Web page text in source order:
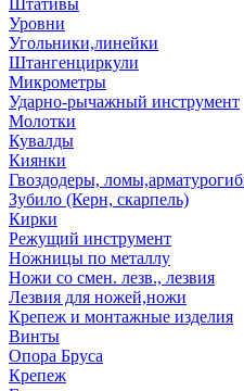
Штативы
Уровни
Угольники,линейки
Штангенциркули
Микрометры
Ударно-рычажный инструмент
Молотки
Кувалды
Киянки
Гвоздодеры,
Зубило (Керн, скарпель)
Кирки
Режущий инструмент
Ножницы по металлу
Ножи со смен. лезв., лезвия
Лезвия для ножей,ножи
Крепеж и монтажные изделия
Винты
Опора Бруса
Крепеж